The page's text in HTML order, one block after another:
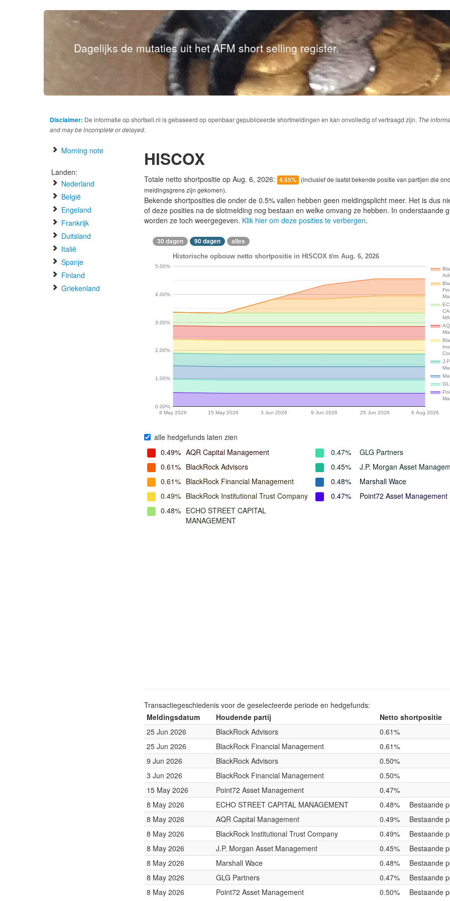
Dagelijks de mutaties uit het AFM short selling register.
Disclaimer: De informatie op shortsell.nl is gebaseerd op openbaar gepubliceerde shortmeldingen en kan onvolledig of vertraagd zijn. The
and may be incomplete or delayed.
Morning note
Landen:
Nederland
België
Engeland
Frankrijk
Duitsland
Italië
Spanje
Finland
Griekenland
HISCOX
Totale netto shortpositie op Aug. 6, 2026: 4.55% (inclusief de laatst bekende positie van partijen die
meldingsgrens zijn gekomen).
Bekende shortposities die onder de 0.5% vallen hebben geen meldingsplicht meer. Het is dus
of deze posities na de slotmelding nog bestaan en welke omvang ze hebben. In onderstaande
worden ze toch weergegeven. Klik hier om deze posities te verbergen.
30 dagen 90 dagen alles
Historische opbouw netto shortpositie in HISCOX t/m Aug. 6, 2026
8 May 2026 15 May 2026 3 Jun 2026 9 Jun 2026 25 Jun 2026 6 Aug 2026
0.00%
1.00%
2.00%
3.00%
4.00%
5.00%
alle hedgefunds laten zien
0.49% AQR Capital Management
0.61% BlackRock Advisors
0.61% BlackRock Financial Management
0.49% BlackRock Institutional Trust Company
0.48% ECHO STREET CAPITAL
MANAGEMENT
0.47%
GLG Partners
0.45%
J.P. Morgan Asset
0.48%
Marshall Wace
0.47%
Point72 Asset Management
Transactiegeschiedenis voor de geselecteerde periode en hedgefunds:
Meldingsdatum
Houdende partij
Netto shortpositie
25 Jun 2026
BlackRock Advisors
0.61%
25 Jun 2026
BlackRock Financial Management
0.61%
9 Jun 2026
BlackRock Advisors
0.50%
3 Jun 2026
BlackRock Financial Management
0.50%
15 May 2026
Point72 Asset Management
0.47%
8 May 2026
ECHO STREET CAPITAL MANAGEMENT 0.48%
Bestaande
8 May 2026
AQR Capital Management 0.49%
Bestaande
8 May 2026
BlackRock Institutional Trust Company 0.49%
Bestaande
8 May 2026
J.P. Morgan Asset Management 0.45%
Bestaande
8 May 2026
Marshall Wace 0.48%
Bestaande
8 May 2026
GLG Partners 0.47%
Bestaande
8 May 2026
Point72 Asset Management 0.50% Bestaande